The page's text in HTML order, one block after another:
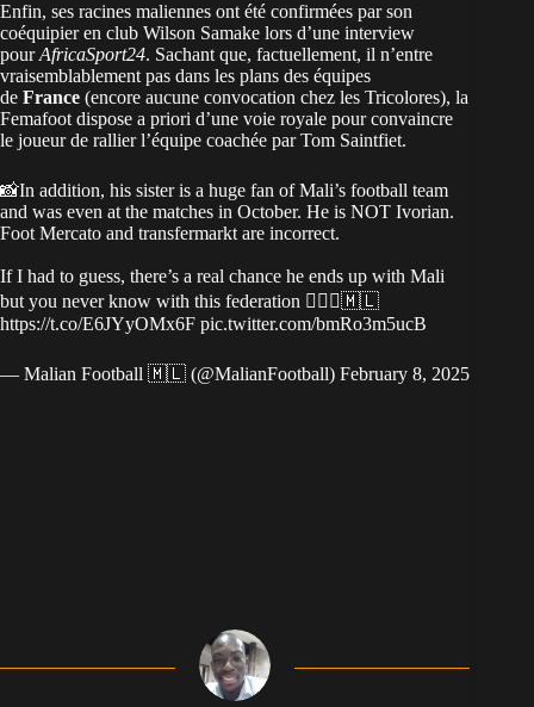
Enfin, ses racines maliennes ont été confirmées par son
coéquipier en club Wilson Samake lors d’une interview
pourAfricaSport24. Sachant que, factuellement, il n’entre
vraisemblablement pas dans les plans des équipes
de France (encore aucune convocation chez les Tricolores), la
Femafoot dispose a priori d’une voie royale pour convaincre
le joueur de rallier l’équipe coachée par Tom Saintfiet.
📸In addition, his sister is a huge fan of Mali’s football team
and was even at the matches in October. He is NOT Ivorian.
Foot Mercato and transfermarkt are incorrect.
If I had to guess, there’s a real chance he ends up with Mali
but you never know with this federation 🤷🏿‍♂️🇲🇱
https://t.co/E6JYyOMx6F pic.twitter.com/bmRo3m5ucB
— Malian Football 🇲🇱 (@MalianFootball) February 8, 2025